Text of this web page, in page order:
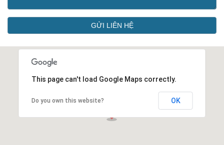
GỬI LIÊN HỆ
This page can't load Google Maps correctly.
Do you own this website? OK